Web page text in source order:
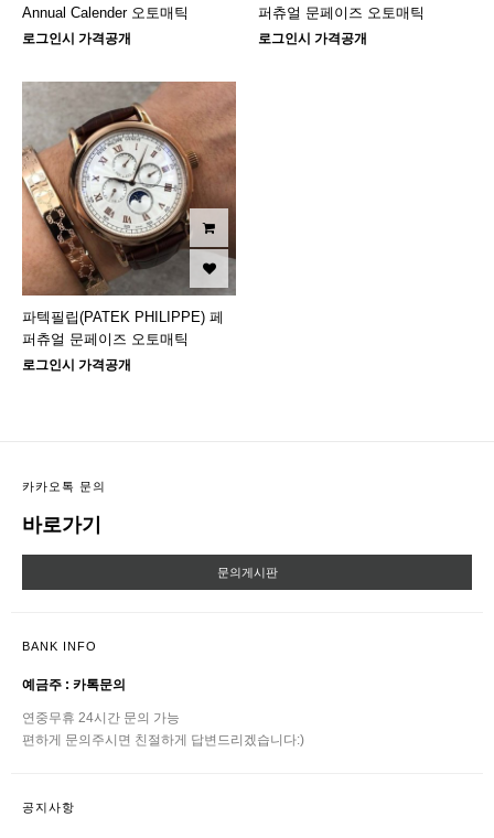
Annual Calender 오토매틱
로그인시 가격공개
퍼츄얼 문페이즈 오토매틱
로그인시 가격공개
파텍필립(PATEK PHILIPPE) 페
퍼츄얼 문페이즈 오토매틱
로그인시 가격공개
카카오톡 문의
바로가기
문의게시판
BANK INFO
예금주 : 카톡문의
연중무휴 24시간 문의 가능
편하게 문의주시면 친절하게 답변드리겠습니다:)
공지사항